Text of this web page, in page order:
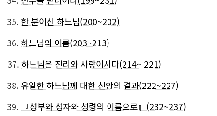
35. 한 분이신 하느님(200~202)
36. 하느님의 이름(203~213)
37. 하느님은 진리와 사랑이시다(214~ 221)
38. 유일한 하느님께 대한 신앙의 결과(222~227)
39. 『성부와 성자와 성령의 이름으로』(232~237)